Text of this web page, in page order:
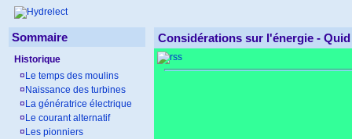
Sommaire
Historique
¤ Le temps des moulins
¤ Naissance des turbines
¤ La génératrice électrique
¤ Le courant alternatif
¤ Les pionniers
Considérations sur l'énergie - Quid